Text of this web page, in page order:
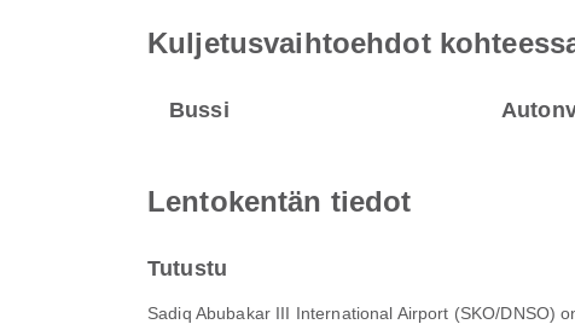
Kuljetusvaihtoehdot
Bussi
Lentokentän tiedot
Tutustu
Sadiq Abubakar III International Airport (SKO/DNSO)